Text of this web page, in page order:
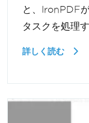
と、IronPDF
タスクを処理
詳しく読む